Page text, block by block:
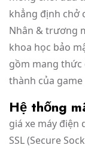
khẳng định chở
Nhân & trương
khoa học bảo
gồm mang
thành của
Hệ thống
giá xe máy điện
SSL (Secure